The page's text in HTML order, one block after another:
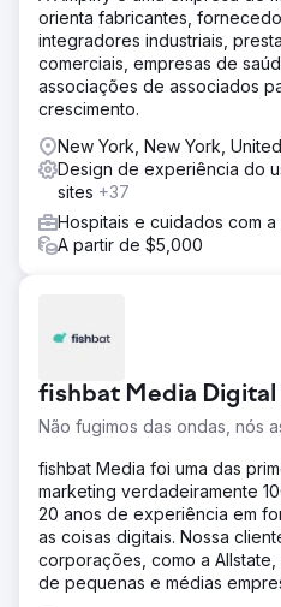
orienta fabricantes,
integradores industriais,
comerciais, empresas de
associações de associados
crescimento.
New York, New York,
Design de experiência do
sites +37
Hospitais e cuidados com
A partir de $5,000
fishbat Media
Não fugimos das ondas, nós
fishbat Media foi uma das
marketing verdadeiramente
20 anos de experiência em
as coisas digitais. Nossa
corporações, como a
de pequenas e médias